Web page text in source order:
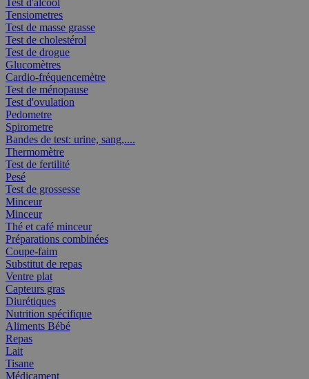
Test d'alcool
Tensiometres
Test de masse grasse
Test de cholestérol
Test de drogue
Glucomètres
Cardio-fréquencemètre
Test de ménopause
Test d'ovulation
Pedometre
Spirometre
Bandes de test: urine, sang,....
Thermomètre
Test de fertilité
Pesé
Test de grossesse
Minceur
Minceur
Thé et café minceur
Préparations combinées
Coupe-faim
Substitut de repas
Ventre plat
Capteurs gras
Diurétiques
Nutrition spécifique
Aliments Bébé
Repas
Lait
Tisane
Médicament